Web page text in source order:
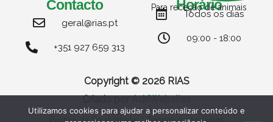
Contacto
geral@rias.pt
+351 927 659 313
Horário
Para receção de animais
Todos os dias
09:00 - 18:00
Copyright © 2026 RIAS
Politica de Privacidade Termos e condições
Utilizamos cookies para ajudar a personalizar conteúdo e